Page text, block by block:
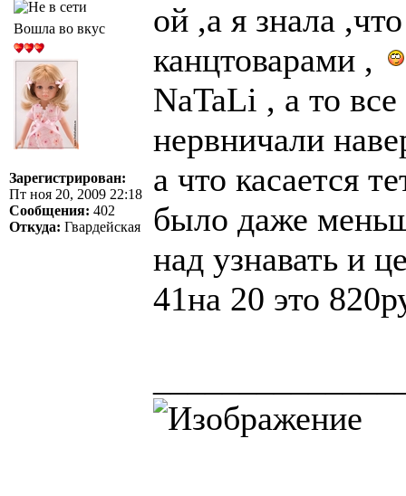
Вошла во вкус
Зарегистрирован:
Пт ноя 20, 2009 22:18
Сообщения: 402
Откуда: Гвардейская
ой ,а я знала
канцтоварами ,
NaTaLi , а то
нервничали
а что касается
было даже
над узнавать и
41на 20 это